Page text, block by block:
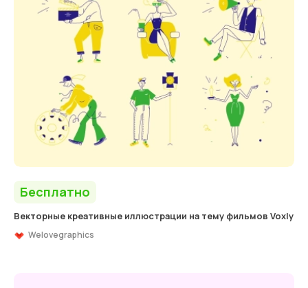
Бесплатно
Векторные креативные иллюстрации на тему фильмов Voxly
Welovegraphics